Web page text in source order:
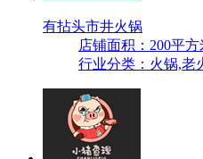
有拈头市井火锅
店铺面积：200平方
行业分类：火锅,老